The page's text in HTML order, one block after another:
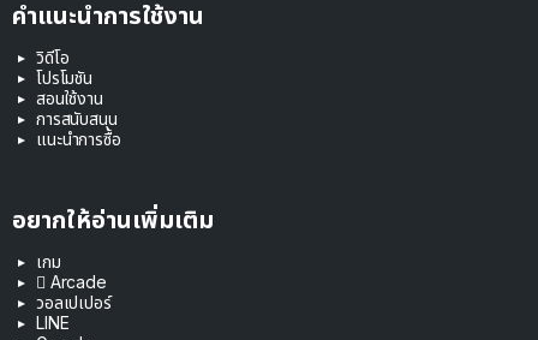
คำแนะนำการใช้งาน
วิดีโอ
โปรโมชัน
สอนใช้งาน
การสนับสนุน
แนะนำการซื้อ
อยากให้อ่านเพิ่มเติม
เกม
 Arcade
วอลเปเปอร์
LINE